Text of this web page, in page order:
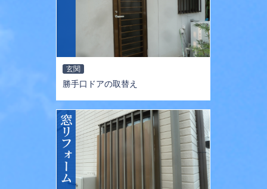
玄関
勝手口ドアの取替え